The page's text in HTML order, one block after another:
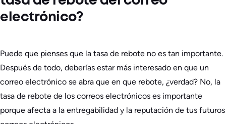
electrónico?
Puede que pienses que la tasa de rebote no es tan importante.
Después de todo, deberías estar más interesado en que un
correo electrónico se abra que en que rebote, ¿verdad? No, la
tasa de rebote de los correos electrónicos es importante
porque afecta a la entregabilidad y la reputación de tus futuros